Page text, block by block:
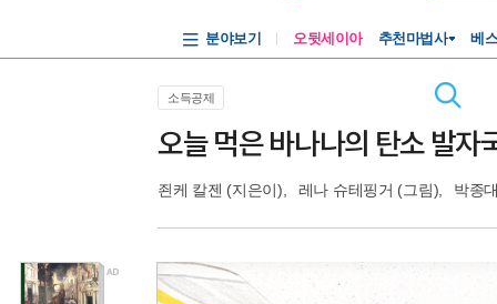
분야보기 오뒷세이아 추천마법사 베
소득공제
오늘 먹은 바나나의 탄소 발자
죈케 칼젠 (지은이), 레나 슈테핑거 (그림), 박종